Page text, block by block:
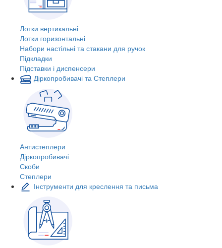
Лотки вертикальні
Лотки горизонтальні
Набори настільні та стакани для ручок
Підкладки
Підставки і диспенсери
Діркопробивачі та Степлери
Антистеплери
Діркопробивачі
Скоби
Степлери
Інструменти для креслення та письма